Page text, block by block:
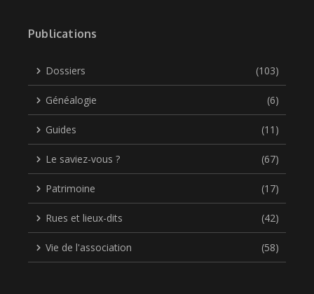
Publications
Dossiers (103)
Généalogie (6)
Guides (11)
Le saviez-vous ? (67)
Patrimoine (17)
Rues et lieux-dits (42)
Vie de l'association (58)